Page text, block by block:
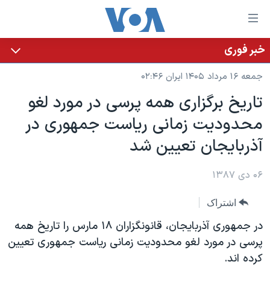
لینکهای
قابل
دسترسی
جهش
محتوای
اصلی
جهش
صفحه
جهش
جستجو
خانه
نسخه سبک وب‌سایت
موضوع ها
ایران
آمریکا
جهان
ویژه برنامه‌ها
ویدیوها
برنامه های تلویزیونی
جدول برنامه ها
صفحه‌های ویژه
بایگانی برنامه‌های تلویزیونی
فرکانس‌های صدای آمریکا
یادگیری زبان انگلیسی
خبر فوری
جمعه ۱۶ مرداد ۱۴۰۵ ایران ۰۲:۴۶
تاریخ برگزاری همه پرسی در مورد لغو
محدودیت زمانی ریاست جمهوری در
آذربایجان تعیین شد
۰۶ دی ۱۳۸۷
اشتراک
در جمهوری آذربایجان، قانونگزاران ۱۸ مارس را تاریخ همه
پرسی در مورد لغو محدودیت زمانی ریاست جمهوری تعیین
کرده اند.